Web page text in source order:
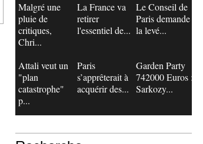
Malgré une
pluie de
critiques,
Chri...
La France va
retirer
l'essentiel de...
Le Conseil de
Paris demande
la levé...
Attali veut un
"plan
catastrophe"
p...
Paris
s’apprêterait à
acquérir des...
Garden Party
742000 Euros :
Sarkozy...